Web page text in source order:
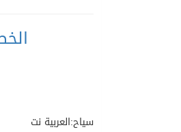
سياح:العربية نت